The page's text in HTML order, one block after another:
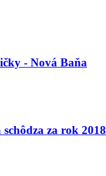
- Nová Baňa
za rok 2018